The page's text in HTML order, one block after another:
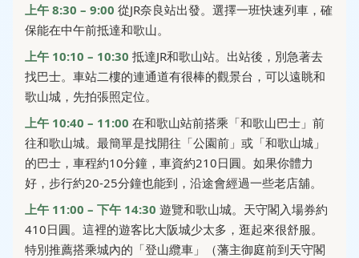
上午 8:30 – 9:00 從JR奈良站出發。選擇一班快速列車，確
保能在中午前抵達和歌山。
上午 10:10 – 10:30 抵達JR和歌山站。出站後，別急著去
找巴士。車站二樓的連通道有很棒的觀景台，可以遠眺和
歌山城，先拍張照定位。
上午 10:40 – 11:00 在和歌山站前搭乘「和歌山巴士」前
往和歌山城。最簡單是找開往「公園前」或「和歌山城」
的巴士，車程約10分鐘，車資約210日圓。如果你體力
好，步行約20-25分鐘也能到，沿途會經過一些老店舖。
上午 11:00 – 下午 14:30 遊覽和歌山城。天守閣入場券約
410日圓。這裡的遊客比大阪城少太多，逛起來很舒服。
特別推薦搭乘城內的「登山纜車」（藩主御庭前到天守閣